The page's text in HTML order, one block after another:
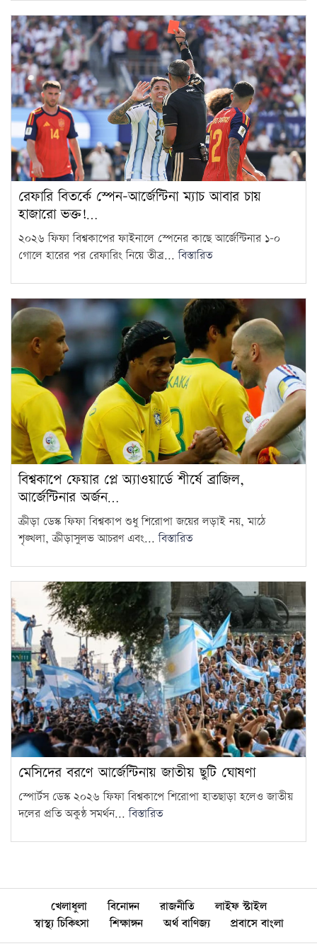
কারাবন্দি আ.লীগ নেতার…
11
আগামী ১০ বছরের মধ্যে সরকার
গঠন করতে চায় এনসিপি: নাহিদ…
12
আজ থেকে সবার জন্য উন্মুক্ত
‘জুলাই গণঅভ্যুত্থান স্মৃতি জাদুঘর’
13
শেখ হাসিনাকে গণমাধ্যমের সঙ্গে
সরাসরি কথা বলার সুযোগ দেওয়ায়
ঢাকার…
14
পারে গ্যাস সংকট
15
কামড়ে চোরের আঙুল বিচ্ছিন্ন
রেফারি বিতর্কে স্পেন-আর্জেন্টিনা ম্যাচ আবার চায়
হাজারো ভক্ত!…
২০২৬ ফিফা বিশ্বকাপের ফাইনালে স্পেনের কাছে আর্জেন্টিনার ১-০
গোলে হারের পর রেফারিং নিয়ে তীব্র...বিস্তারিত
বিশ্বকাপে ফেয়ার প্লে অ্যাওয়ার্ডে শীর্ষে ব্রাজিল,
আর্জেন্টিনার অর্জন…
ক্রীড়া ডেস্ক ফিফা বিশ্বকাপ শুধু শিরোপা জয়ের লড়াই নয়, মাঠে
শৃঙ্খলা, ক্রীড়াসুলভ আচরণ এবং...বিস্তারিত
মেসিদের বরণে আর্জেন্টিনায় জাতীয় ছুটি ঘোষণা
স্পোর্টস ডেস্ক ২০২৬ ফিফা বিশ্বকাপে শিরোপা হাতছাড়া হলেও জাতীয়
দলের প্রতি অকুণ্ঠ সমর্থন...বিস্তারিত
খেলাধুলা বিনোদন রাজনীতি
লাইফ স্টাইল
স্বাস্থ্য চিকিৎসা
শিক্ষাঙ্গন অর্থ বাণিজ্য প্রবাসে বাংলা